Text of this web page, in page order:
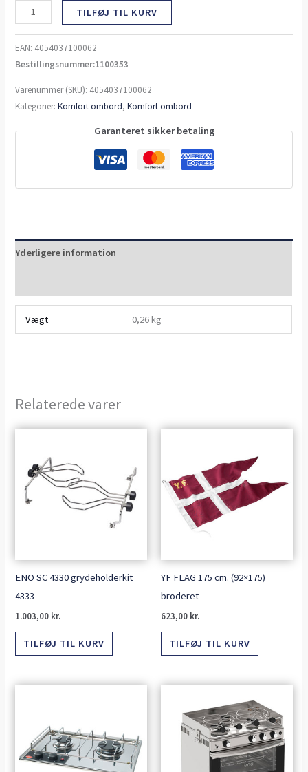
TILFØJ TIL KURV
EAN: 4054037100062
Bestillingsnummer:1100353
Varenummer (SKU): 4054037100062
Kategorier:Komfort ombord,Komfort ombord
Garanteret sikker betaling
Yderligere information
Vægt 0,26 kg
Relaterede varer
ENO SC 4330 grydeholderkit
4333
1.003,00 kr.
TILFØJ TIL KURV
YF FLAG 175 cm. (92×175)
broderet
623,00 kr.
TILFØJ TIL KURV